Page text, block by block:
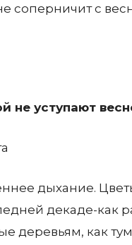
соперничит с
не уступают
дыхание.
декаде-как
деревьям, как